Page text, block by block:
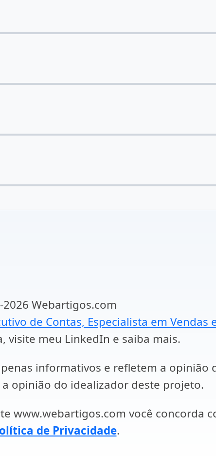
Webartigos.com
de Contas, Especialista em Vendas
visite meu LinkedIn e saiba mais.
informativos e refletem a opinião
opinião do idealizador deste projeto.
www.webartigos.com você concorda
de Privacidade.